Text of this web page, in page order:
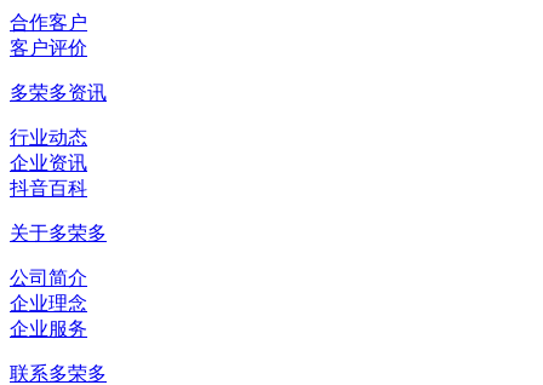
合作客户
客户评价
多荣多资讯
行业动态
企业资讯
抖音百科
关于多荣多
公司简介
企业理念
企业服务
联系多荣多